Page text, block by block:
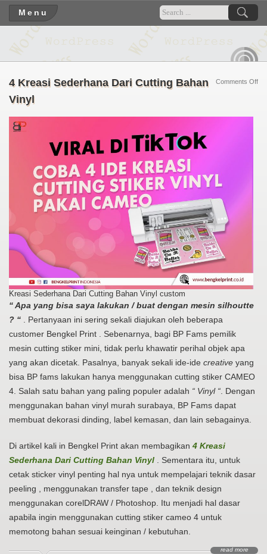
Menu
4 Kreasi Sederhana Dari Cutting Bahan
Vinyl
Kreasi Sederhana Dari Cutting Bahan Vinyl custom
“ Apa yang bisa saya lakukan / buat dengan mesin silhoutte
? “ . Pertanyaan ini sering sekali diajukan oleh beberapa
customer Bengkel Print . Sebenarnya, bagi BP Fams pemilik
mesin cutting stiker mini, tidak perlu khawatir perihal objek apa
yang akan dicetak. Pasalnya, banyak sekali ide-ide creative yang
bisa BP fams lakukan hanya menggunakan cutting stiker CAMEO
4. Salah satu bahan yang paling populer adalah “ Vinyl “ . Dengan
menggunakan bahan vinyl murah surabaya, BP Fams dapat
membuat dekorasi dinding, label kemasan, dan lain sebagainya.
Di artikel kali in Bengkel Print akan membagikan 4 Kreasi
Sederhana Dari Cutting Bahan Vinyl
. Sementara itu, untuk
cetak sticker vinyl penting hal nya untuk mempelajari teknik dasar
peeling , menggunakan transfer tape , dan teknik design
menggunakan corelDRAW / Photoshop. Itu menjadi hal dasar
apabila ingin menggunakan cutting stiker cameo 4 untuk
memotong bahan sesuai keinginan / kebutuhan.
read more
Comments Offon